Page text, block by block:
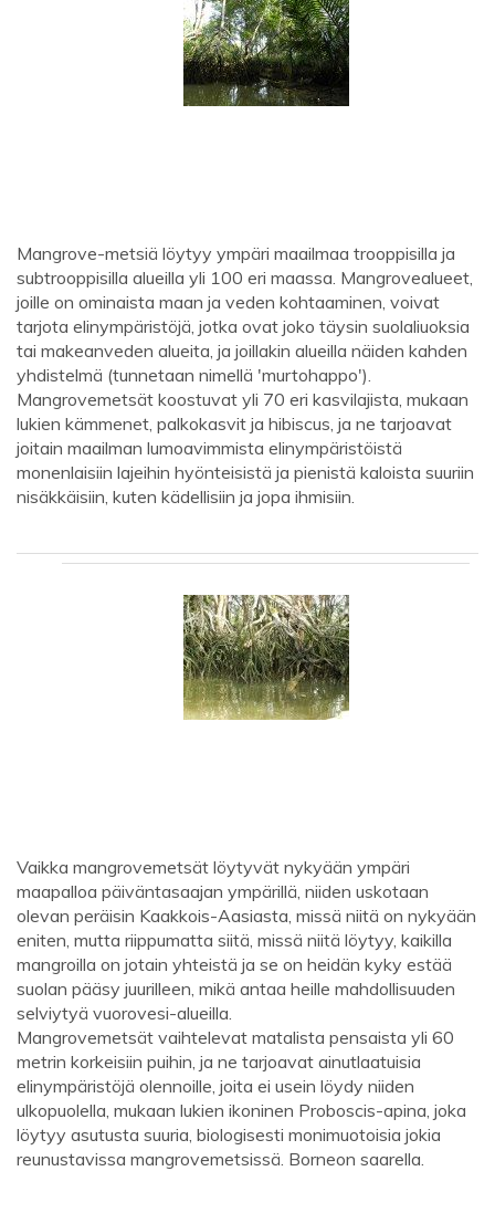
Mangrove-metsiä löytyy ympäri maailmaa trooppisilla ja
subtrooppisilla alueilla yli 100 eri maassa. Mangrovealueet,
joille on ominaista maan ja veden kohtaaminen, voivat
tarjota elinympäristöjä, jotka ovat joko täysin suolaliuoksia
tai makeanveden alueita, ja joillakin alueilla näiden kahden
yhdistelmä (tunnetaan nimellä 'murtohappo').
Mangrovemetsät koostuvat yli 70 eri kasvilajista, mukaan
lukien kämmenet, palkokasvit ja hibiscus, ja ne tarjoavat
joitain maailman lumoavimmista elinympäristöistä
monenlaisiin lajeihin hyönteisistä ja pienistä kaloista suuriin
nisäkkäisiin, kuten kädellisiin ja jopa ihmisiin.
Vaikka mangrovemetsät löytyvät nykyään ympäri
maapalloa päiväntasaajan ympärillä, niiden uskotaan
olevan peräisin Kaakkois-Aasiasta, missä niitä on nykyään
eniten, mutta riippumatta siitä, missä niitä löytyy, kaikilla
mangroilla on jotain yhteistä ja se on heidän kyky estää
suolan pääsy juurilleen, mikä antaa heille mahdollisuuden
selviytyä vuorovesi-alueilla.
Mangrovemetsät vaihtelevat matalista pensaista yli 60
metrin korkeisiin puihin, ja ne tarjoavat ainutlaatuisia
elinympäristöjä olennoille, joita ei usein löydy niiden
ulkopuolella, mukaan lukien ikoninen Proboscis-apina, joka
löytyy asutusta suuria, biologisesti monimuotoisia jokia
reunustavissa mangrovemetsissä. Borneon saarella.